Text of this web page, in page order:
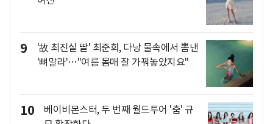
9
'故 최진실 딸' 최준희, 다낭 물속에서 뽐낸
'뼈말라'…"여름 몸매 잘 가꿔놓았지요"
10
베이비몬스터, 두 번째 월드투어 '춤' 규